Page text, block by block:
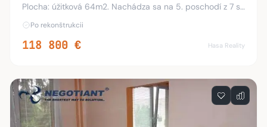
Plocha: úžitková 64m2. Nachádza sa na 5. poschodí z 7 s
výťahom. Podlaha: plávajúca, dlažba. Steny: stierky. Okná:
Po rekonštrukcii
118 800 € Hasa Reality